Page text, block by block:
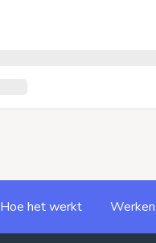
Hoe het werkt